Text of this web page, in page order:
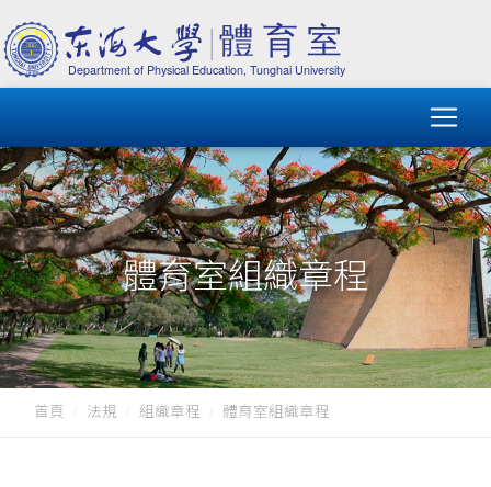
體育室組織章程
首頁 法規 組織章程 體育室組織章程